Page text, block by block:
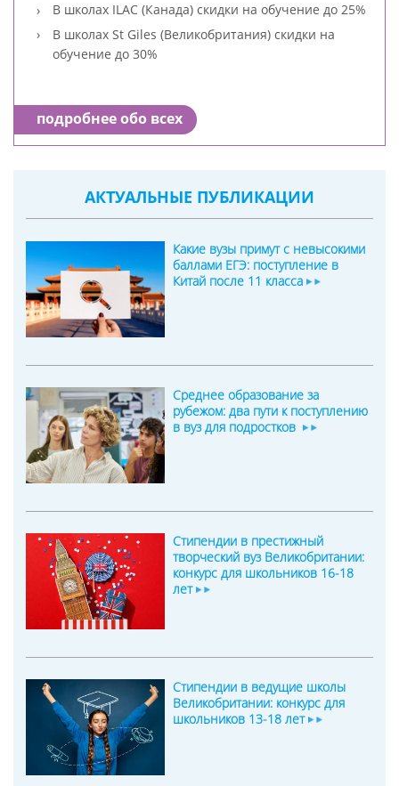
В школах ILAC (Канада) скидки на обучение до 25%
В школах St Giles (Великобритания) скидки на
обучение до 30%
подробнее обо всех
АКТУАЛЬНЫЕ ПУБЛИКАЦИИ
Какие вузы примут с невысокими
баллами ЕГЭ: поступление в
Китай после 11 класса
Среднее образование за
рубежом: два пути к поступлению
в вуз для подростков
Стипендии в престижный
творческий вуз Великобритании:
конкурс для школьников 16-18
лет
Стипендии в ведущие школы
Великобритании: конкурс для
школьников 13-18 лет